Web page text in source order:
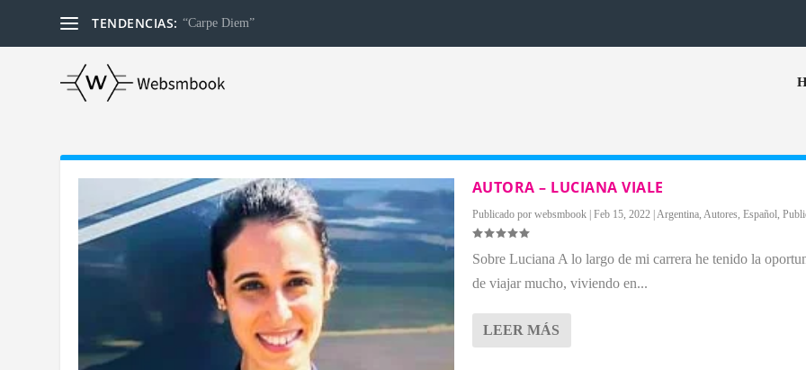
TENDENCIAS: “Carpe Diem”
AUTORA – LUCIANA VIALE
Publicado por websmbook| Feb 15, 2022| Argentina, Autores, Español,
Sobre Luciana A lo largo de mi carrera he tenido la
de viajar mucho, viviendo en...
LEER MÁS